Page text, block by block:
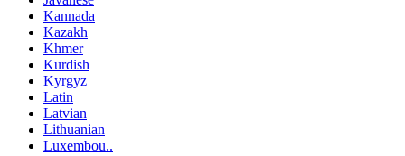
Kannada
Kazakh
Khmer
Kurdish
Kyrgyz
Latin
Latvian
Lithuanian
Luxembou..